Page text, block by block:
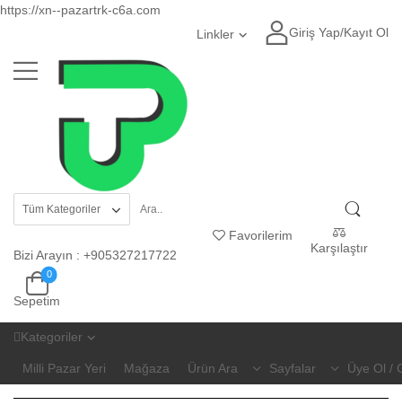
https://xn--pazartrk-c6a.com
Linkler
Giriş Yap/Kayıt Ol
Bizi Arayın : +905327217722
Favorilerim
Karşılaştır
Sepetim
0
Kategoriler
Milli Pazar Yeri Mağaza Ürün Ara Sayfalar Üye Ol /